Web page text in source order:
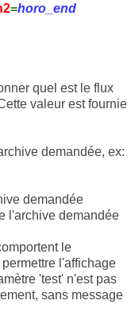
=horo_end
quel est le flux
valeur est fournie
demandée, ex:
demandée
l'archive demandée
le
l'affichage
'test' n'est pas
sans message